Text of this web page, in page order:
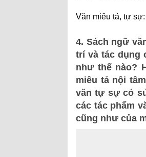
Văn miêu tả, tự
4. Sách ngữ
trí và tác dụng
như thế nào?
miêu tả nội
văn tự sự có
các tác phẩm
cũng như của